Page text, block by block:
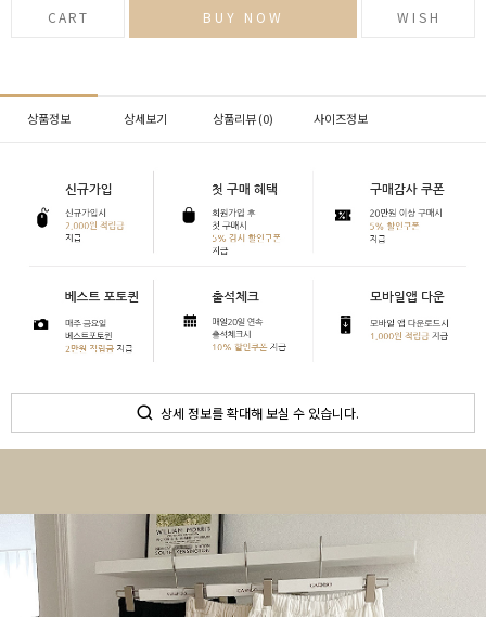
CART BUY NOW WISH
상품정보 상세보기 상품리뷰 (0) 사이즈정보
상세 정보를 확대해 보실 수 있습니다.